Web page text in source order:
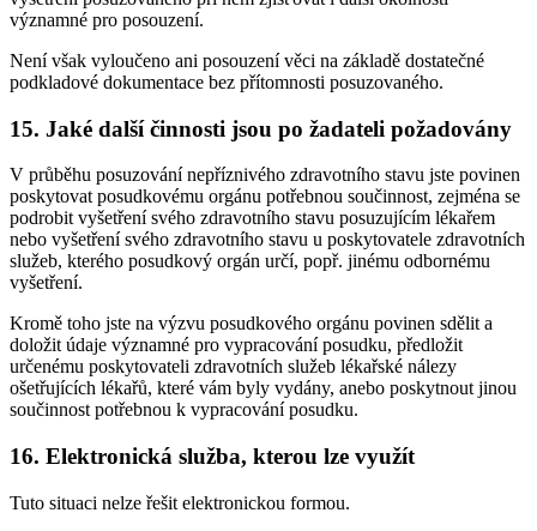
významné pro posouzení.
Není však vyloučeno ani posouzení věci na základě dostatečné
podkladové dokumentace bez přítomnosti posuzovaného.
15. Jaké další činnosti jsou po žadateli požadovány
V průběhu posuzování nepříznivého zdravotního stavu jste povinen
poskytovat posudkovému orgánu potřebnou součinnost, zejména se
podrobit vyšetření svého zdravotního stavu posuzujícím lékařem
nebo vyšetření svého zdravotního stavu u poskytovatele zdravotních
služeb, kterého posudkový orgán určí, popř. jinému odbornému
vyšetření.
Kromě toho jste na výzvu posudkového orgánu povinen sdělit a
doložit údaje významné pro vypracování posudku, předložit
určenému poskytovateli zdravotních služeb lékařské nálezy
ošetřujících lékařů, které vám byly vydány, anebo poskytnout jinou
součinnost potřebnou k vypracování posudku.
16. Elektronická služba, kterou lze využít
Tuto situaci nelze řešit elektronickou formou.